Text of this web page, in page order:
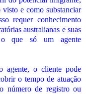
visto e como substanciar
requer conhecimento
australianas e suas
o que só um agente
agente, o cliente pode
o tempo de atuação
número de registro ou